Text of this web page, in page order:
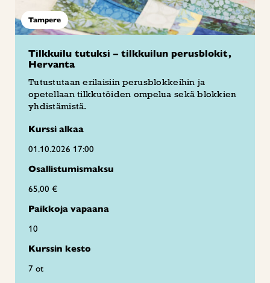
Tampere
Tilkkuilu tutuksi – tilkkuilun perusblokit,
Hervanta
Tutustutaan erilaisiin perusblokkeihin ja
opetellaan tilkkutöiden ompelua sekä blokkien
yhdistämistä.
Kurssi alkaa
01.10.2026 17:00
Osallistumismaksu
65,00 €
Paikkoja vapaana
10
Kurssin kesto
7 ot